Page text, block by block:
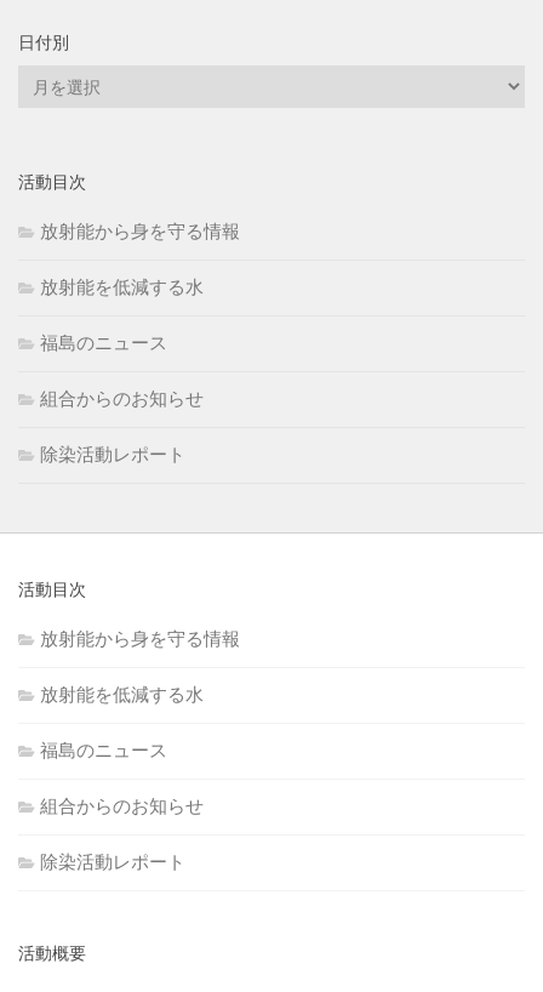
日付別
活動目次
放射能から身を守る情報
放射能を低減する水
福島のニュース
組合からのお知らせ
除染活動レポート
活動目次
放射能から身を守る情報
放射能を低減する水
福島のニュース
組合からのお知らせ
除染活動レポート
活動概要